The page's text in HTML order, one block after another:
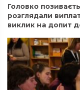
Головко
розглядали
виклик на допит